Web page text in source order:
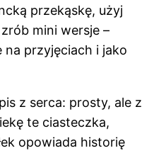
przekąskę, użyj
mini wersje –
na przyjęciach i jako
z serca: prosty, ale z
te ciasteczka,
opowiada historię